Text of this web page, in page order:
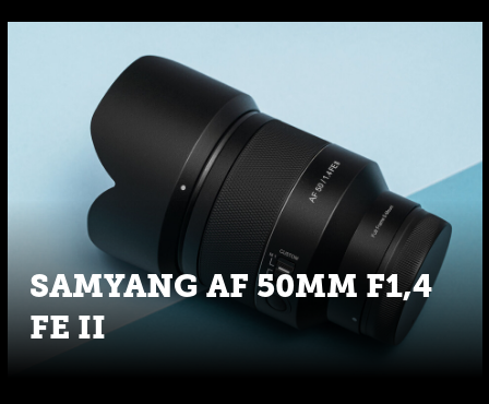
SAMYANG AF 50MM F1,4
FE II